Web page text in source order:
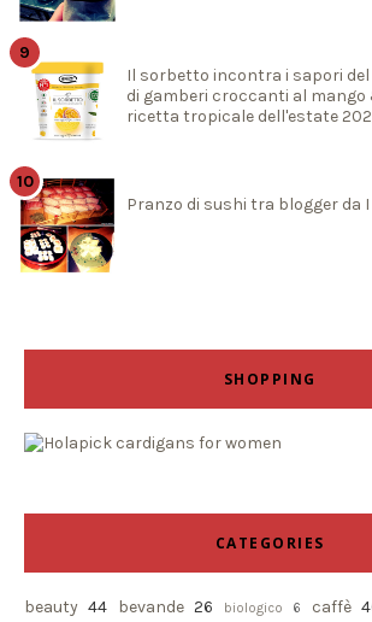
Il sorbetto incontra i sapori del
di gamberi croccanti al mango
ricetta tropicale dell'estate
Pranzo di sushi tra blogger da I
SHOPPING
CATEGORIES
beauty 44 bevande 26 biologico 6 caffè